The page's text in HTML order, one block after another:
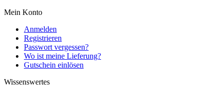
Mein Konto
Anmelden
Registrieren
Passwort vergessen?
Wo ist meine Lieferung?
Gutschein einlösen
Wissenswertes